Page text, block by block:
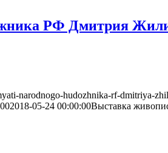
РФ Дмитрия
narodnogo-hudozhnika-rf-dmitriya-
2018-05-24 00:00:00Выставка